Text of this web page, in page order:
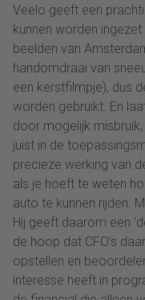
Veelo geeft een
kunnen worden
beelden van
handomdraai van
een kerstfilmpje), dus
worden gebruikt. En
door mogelijk
juist in de
precieze werking van
als je hoeft te weten
auto te kunnen rijden.
Hij geeft daarom een
de hoop dat CFO’s
opstellen en
interesse heeft in